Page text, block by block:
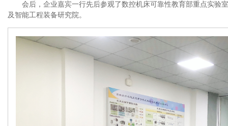
会后，企业嘉宾一行先后参观了数控机床可靠性教育部重点实验
及智能工程装备研究院。